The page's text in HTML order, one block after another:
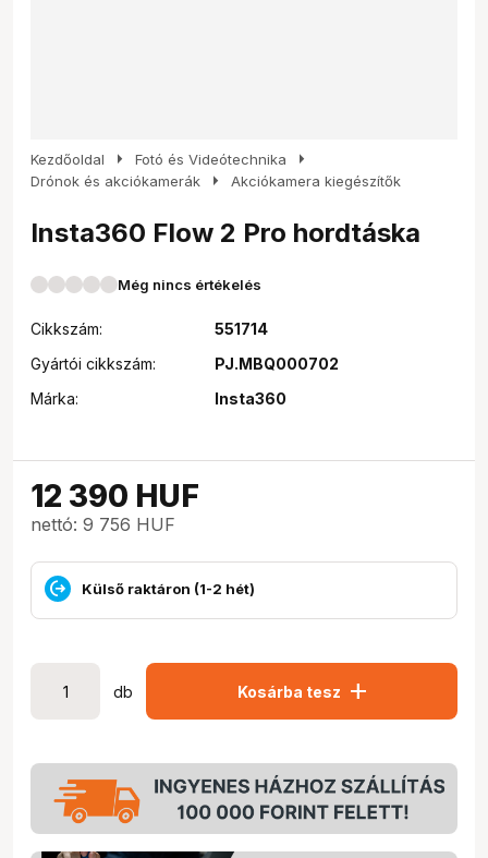
Kezdőoldal arrow_right Fotó és Videótechnika arrow_right
Drónok és akciókamerák arrow_right Akciókamera kiegészítők
Insta360 Flow 2 Pro hordtáska
Még nincs értékelés
Cikkszám:
551714
Gyártói cikkszám:
PJ.MBQ000702
Márka:
Insta360
12 390 HUF
nettó: 9 756 HUF
Külső raktáron (1-2 hét)
db Kosárba tesz add